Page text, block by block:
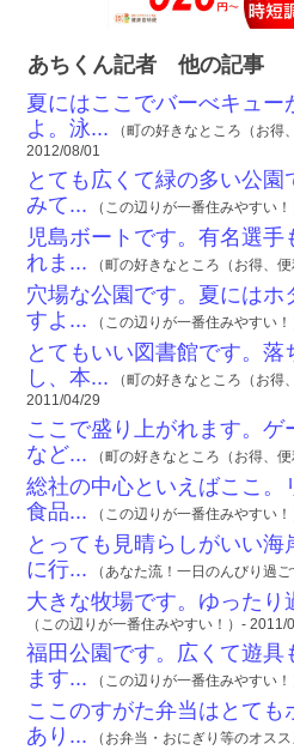
あちくん記者 他の記事
夏にはここでバーべキュー
よ。泳... （町の好きなところ（お得
2012/08/01
とても広くて緑の多い公園
みて... （この辺りが一番住みやすい
児島ボートです。有名選手
れま... （町の好きなところ（お得、
穴場な公園です。夏にはホ
すよ... （この辺りが一番住みやすい
とてもいい図書館です。落
し、本... （町の好きなところ（お得
2011/04/29
ここで盛り上がれます。ゲ
など... （町の好きなところ（お得、
総社の中心といえばここ。
食品... （この辺りが一番住みやすい
とっても見晴らしがいい海
に行... （あなた流！一日のんびり過
大きな牧場です。ゆったり
（この辺りが一番住みやすい！）- 2011/
福田公園です。広くて遊具
ます... （この辺りが一番住みやすい
ここのすがた弁当はとても
あり... （お弁当・おにぎり等のオス